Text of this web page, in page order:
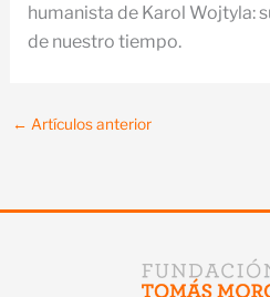
humanista de Karol Wojtyla:
de nuestro tiempo.
← Artículos anterior